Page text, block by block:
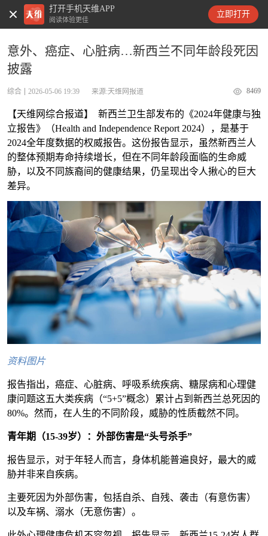
打开手机天维APP
阅读体验更佳
立即打开
天维新闻
意外、癌症、心脏病…新西兰不同年龄段死因
披露
综合 2026-05-06 19:39 来源:天维网报道 8469
【天维网综合报道】 新西兰卫生部发布的《2024年健康与独
立报告》（Health and Independence Report 2024），是基于
2024全年度数据的权威报告。这份报告显示，虽然新西兰人
的整体预期寿命持续增长，但在不同年龄段面临的生命威
胁，以及不同族裔间的健康结果，仍呈现出令人揪心的巨大
差异。
资料图片
报告指出，癌症、心脏病、呼吸系统疾病、糖尿病和心理健
康问题这五大类疾病（“5+5”概念）累计占到新西兰总死因的
80%。然而，在人生的不同阶段，威胁的性质截然不同。
青年期（15-39岁）：外部伤害是“头号杀手”
报告显示，对于年轻人而言，身体机能普遍良好，最大的威
胁并非来自疾病。
主要死因为外部伤害，包括自杀、自残、袭击（有意伤害）
以及车祸、溺水（无意伤害）。